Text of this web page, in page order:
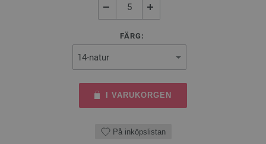
FÄRG:
I VARUKORGEN
På inköpslistan